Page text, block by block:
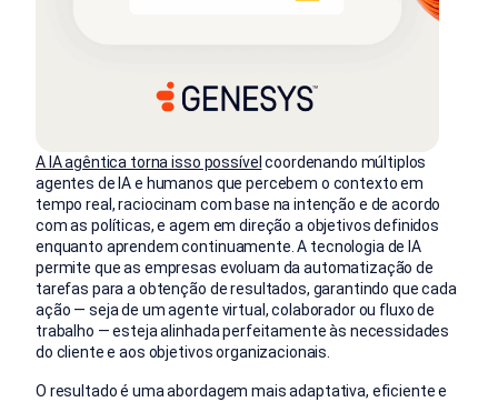
A IA agêntica torna isso possível coordenando múltiplos
agentes de IA e humanos que percebem o contexto em
tempo real, raciocinam com base na intenção e de acordo
com as políticas, e agem em direção a objetivos definidos
enquanto aprendem continuamente. A tecnologia de IA
permite que as empresas evoluam da automatização de
tarefas para a obtenção de resultados, garantindo que cada
ação — seja de um agente virtual, colaborador ou fluxo de
trabalho — esteja alinhada perfeitamente às necessidades
do cliente e aos objetivos organizacionais.
O resultado é uma abordagem mais adaptativa, eficiente e